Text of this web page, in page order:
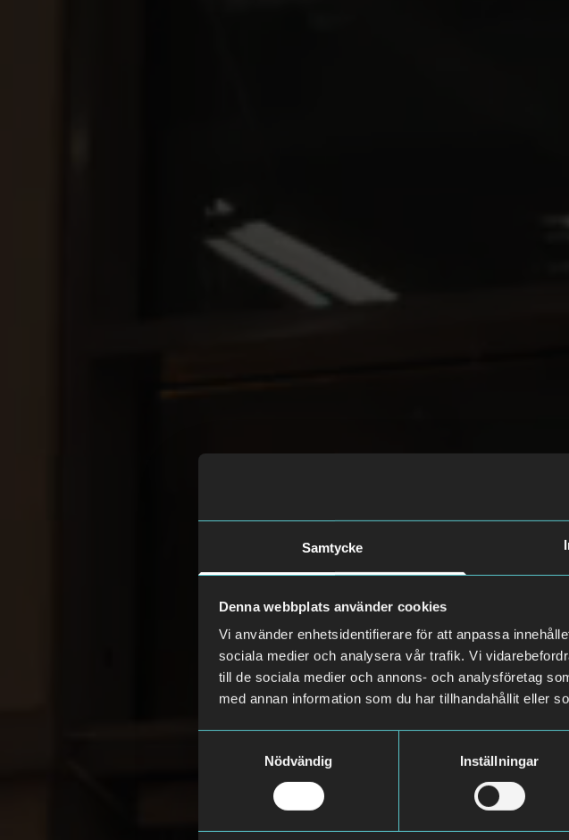
Samtycke
Denna webbplats använder cookies
Vi använder enhetsidentifierare för att anpassa
sociala medier och analysera vår trafik. Vi
till de sociala medier och annons- och analysföretag
med annan information som du har tillhandahållit eller
Nödvändig
Inställningar